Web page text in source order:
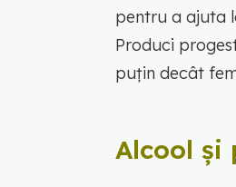
pentru a ajuta
Produci
puțin decât
Alcool și